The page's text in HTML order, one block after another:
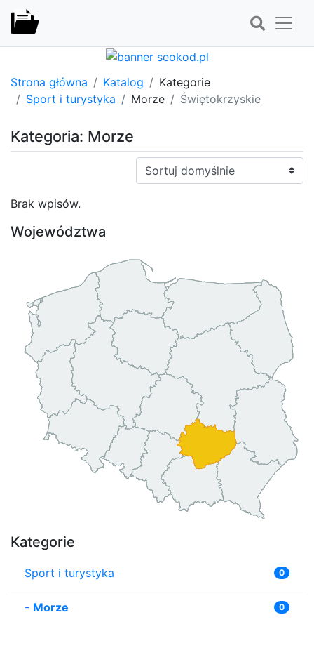
Strona główna Katalog
Kategorie
Sport i turystyka
Morze Świętokrzyskie
Kategoria: Morze
Sortuj:
Brak wpisów.
Województwa
Kategorie
Sport i turystyka 0
- Morze 0